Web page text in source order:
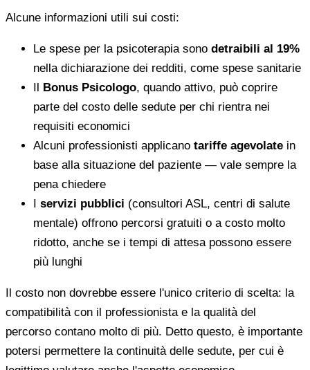
Alcune informazioni utili sui costi:
Le spese per la psicoterapia sono detraibili al 19%
nella dichiarazione dei redditi, come spese sanitarie
Il Bonus Psicologo, quando attivo, può coprire
parte del costo delle sedute per chi rientra nei
requisiti economici
Alcuni professionisti applicano tariffe agevolate in
base alla situazione del paziente — vale sempre la
pena chiedere
I servizi pubblici (consultori ASL, centri di salute
mentale) offrono percorsi gratuiti o a costo molto
ridotto, anche se i tempi di attesa possono essere
più lunghi
Il costo non dovrebbe essere l'unico criterio di scelta: la
compatibilità con il professionista e la qualità del
percorso contano molto di più. Detto questo, è importante
potersi permettere la continuità delle sedute, per cui è